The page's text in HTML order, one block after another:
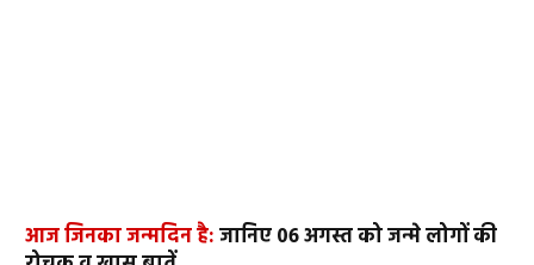
आज जिनका जन्मदिन है:जानिए 06 अगस्त को जन्मे लोगों की